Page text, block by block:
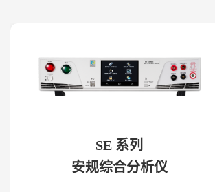
SE 系列
安规综合分析仪